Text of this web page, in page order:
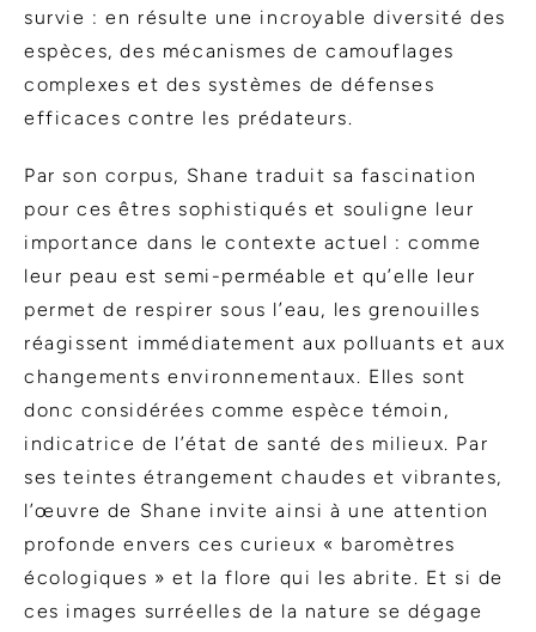
survie : en résulte une incroyable diversité des
espèces, des mécanismes de camouflages
complexes et des systèmes de défenses
efficaces contre les prédateurs.
Par son corpus, Shane traduit sa fascination
pour ces êtres sophistiqués et souligne leur
importance dans le contexte actuel : comme
leur peau est semi-perméable et qu’elle leur
permet de respirer sous l’eau, les grenouilles
réagissent immédiatement aux polluants et aux
changements environnementaux. Elles sont
donc considérées comme espèce témoin,
indicatrice de l’état de santé des milieux. Par
ses teintes étrangement chaudes et vibrantes,
l’œuvre de Shane invite ainsi à une attention
profonde envers ces curieux « baromètres
écologiques » et la flore qui les abrite. Et si de
ces images surréelles de la nature se dégage